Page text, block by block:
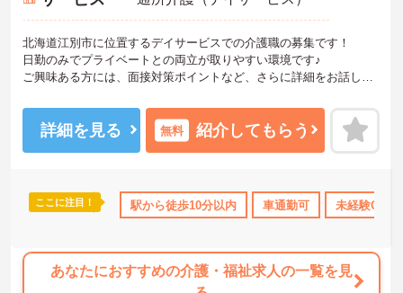
無資格OK 社会保険完備 交通費支給
北海道江別市に位置するデイサービスでの介護職の募集です！
日勤のみでプライベートとの両立が取りやすい環境です♪
ご興味ある方には、面接対策ポイントなど、さらに詳細をお話しい
詳細を見る 無料 紹介してもらう
ここに注目！ 駅から徒歩10分以内 車通勤可 未経験OK
あなたにおすすめの介護・福祉求人の一覧を見